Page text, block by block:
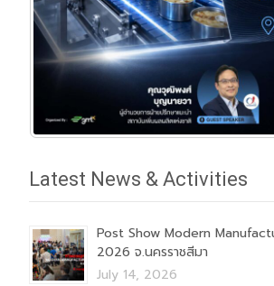
Latest News & Activities
Post Show Modern
2026 จ.นครราชสีมา
July 14, 2026